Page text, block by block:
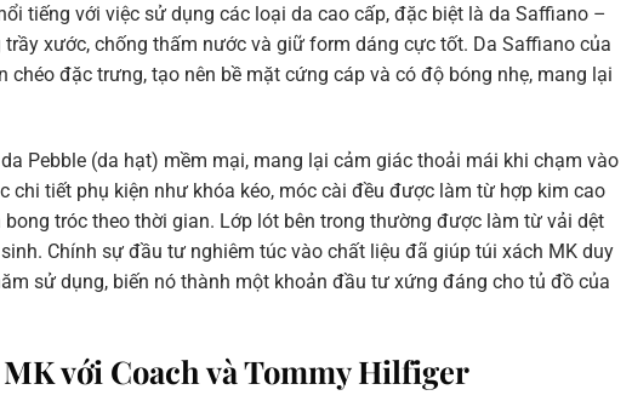
tiếng với việc sử dụng các loại da cao cấp, đặc biệt là da Saffiano –
xước, chống thấm nước và giữ form dáng cực tốt. Da Saffiano của
chéo đặc trưng, tạo nên bề mặt cứng cáp và có độ bóng nhẹ, mang lại
Pebble (da hạt) mềm mại, mang lại cảm giác thoải mái khi chạm vào
chi tiết phụ kiện như khóa kéo, móc cài đều được làm từ hợp kim cao
tróc theo thời gian. Lớp lót bên trong thường được làm từ vải dệt
Chính sự đầu tư nghiêm túc vào chất liệu đã giúp túi xách MK duy
sử dụng, biến nó thành một khoản đầu tư xứng đáng cho tủ đồ của
với Coach và Tommy Hilfiger